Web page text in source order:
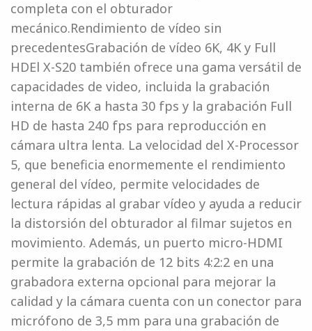
completa con el obturador
mecánico.Rendimiento de vídeo sin
precedentesGrabación de vídeo 6K, 4K y Full
HDEl X-S20 también ofrece una gama versátil de
capacidades de video, incluida la grabación
interna de 6K a hasta 30 fps y la grabación Full
HD de hasta 240 fps para reproducción en
cámara ultra lenta. La velocidad del X-Processor
5, que beneficia enormemente el rendimiento
general del vídeo, permite velocidades de
lectura rápidas al grabar vídeo y ayuda a reducir
la distorsión del obturador al filmar sujetos en
movimiento. Además, un puerto micro-HDMI
permite la grabación de 12 bits 4:2:2 en una
grabadora externa opcional para mejorar la
calidad y la cámara cuenta con un conector para
micrófono de 3,5 mm para una grabación de